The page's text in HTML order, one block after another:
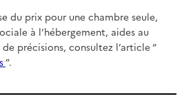
du prix pour une chambre seule,
à l’hébergement, aides au
précisions, consultez l’article “
”.